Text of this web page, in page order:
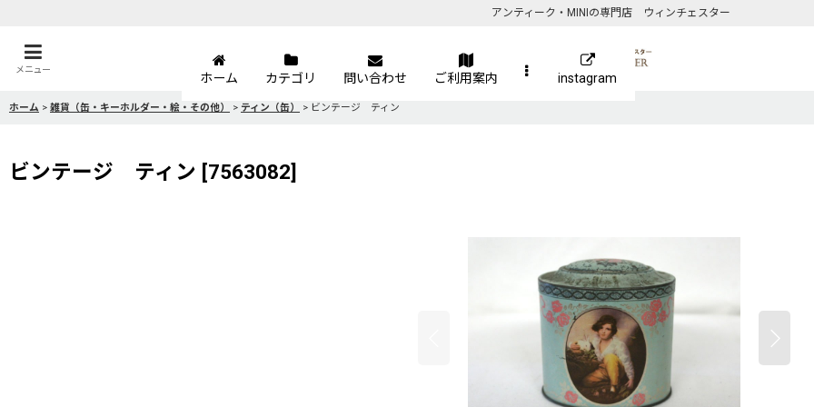
アンティーク・MINIの専門店 ウィンチェスター
メニュー
ホーム カテゴリ 問い合わせ ご利用案内 instagram
ホーム > 雑貨（缶・キーホルダー・絵・その他） > ティン（缶） > ビンテージ ティン
ビンテージ ティン [7563082]